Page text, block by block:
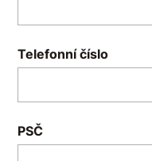
Telefonní číslo
PSČ